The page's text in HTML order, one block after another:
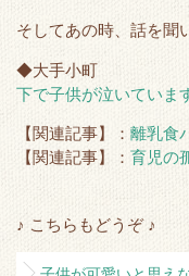
そしてあの時、話を聞
◆大手小町
下で子供が泣いていま
【関連記事】： 離乳食
【関連記事】： 育児の
♪ こちらもどうぞ ♪